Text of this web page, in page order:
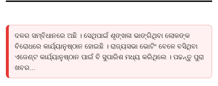
ଦଳର ସମ୍ବିଧାନରେ ଅଛି । ସେଥିପାଇଁ ଶୃଙ୍ଖଳା ଭାଙ୍ଗିଥିବା ଲୋକଙ୍କ
ବିରୋଧରେ କାର୍ଯ୍ୟାନୁଷ୍ଠାନ ହୋଇଛି । ରାଜ୍ୟସଭା ଭୋଟିଂ ବେଳେ ବସିଥିବା
ଏଜେଣ୍ଟ କାର୍ଯ୍ୟାନୁଷ୍ଠାନ ପାଇଁ ବି ସୁପାରିଶ ମଧ୍ୟ କରିଥିଲେ । ପଢନ୍ତୁ ପୁରା
ଖବର...